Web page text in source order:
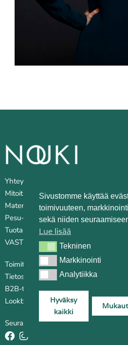
Sivustomme käyttää
toimivuuteen,
sekä niiden
Lue lisää
TekninenTekninen
MarkkinointiMarkkinointi
AnalytiikkaAnalytiikka
Hyväksy
kaikki
Yhteystiedot
Mitoitus
Materiaalit
Pesu- ja huoltovinkkejä
Tuotantopaikat
VASTUULLISUUS
Toimitusehdot
Tietosuojaseloste
B2B-tilauskanava
Lookbook
Seuraa somessa: